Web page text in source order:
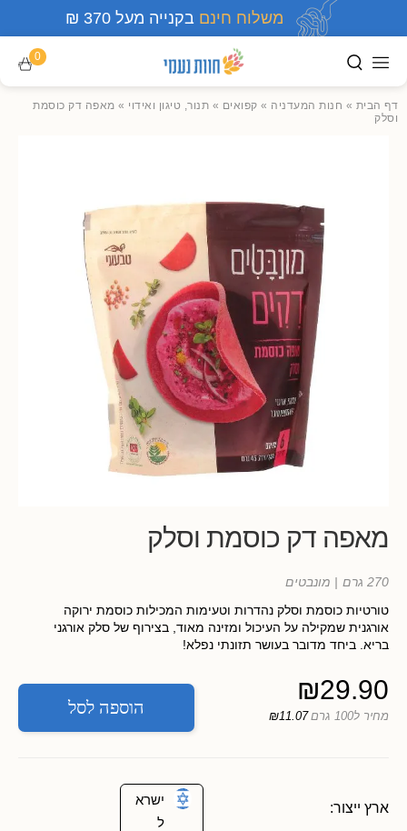
משלוח חינם בקנייה מעל 370 ₪
0
דף הבית » חנות המעדניה » קפואים » תנור, טיגון ואידוי » מאפה דק כוסמת
וסלק
מאפה דק כוסמת וסלק
270 גרם
| מונבטים
טורטיות כוסמת וסלק נהדרות וטעימות המכילות כוסמת ירוקה
אורגנית שמקילה על העיכול ומזינה מאוד, בצירוף של סלק אורגני
בריא. ביחד מדובר בעושר תזונתי נפלא!
₪29.90
מחיר ל100 גרם ₪11.07 הוספה לסל
ארץ ייצור:
ישרא
ל